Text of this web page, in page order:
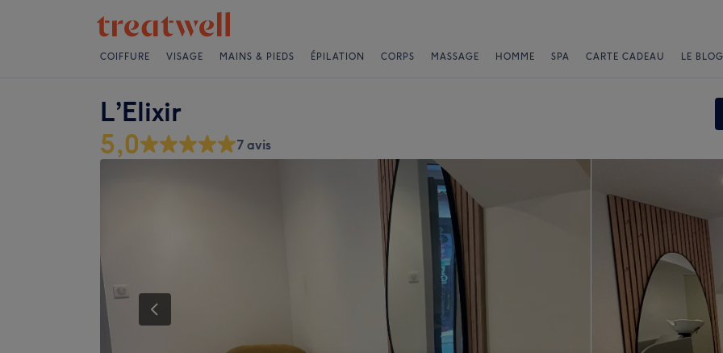
COIFFURE VISAGE MAINS & PIEDS ÉPILATION CORPS MASSAGE HOMME SPA CARTE CADEAU LE
L’Elixir
5,0 7 avis